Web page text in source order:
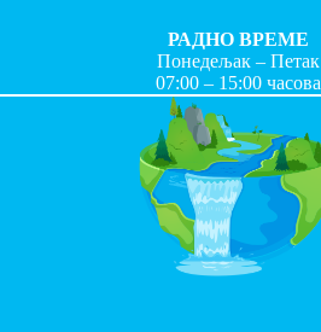
РАДНО ВРЕМЕ
Понедељак – Петак
07:00 – 15:00 часова